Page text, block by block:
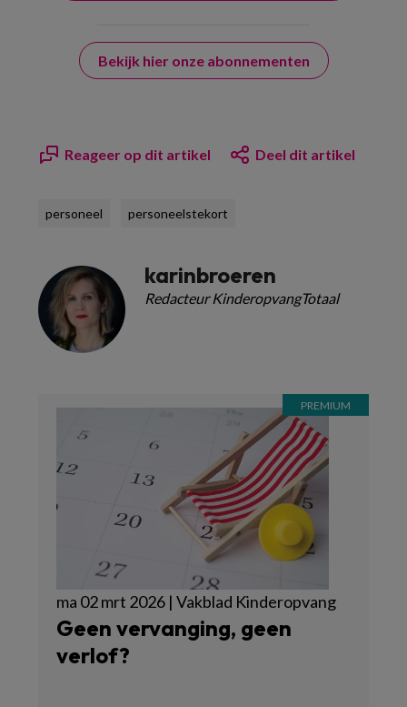
Bekijk hier onze abonnementen
Reageer op dit artikel Deel dit artikel
personeel personeelstekort
karinbroeren
Redacteur KinderopvangTotaal
ma 02 mrt 2026 | Vakblad Kinderopvang
Geen vervanging, geen
verlof?